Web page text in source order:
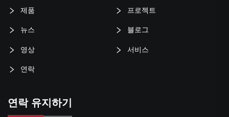
제품 프로젝트
뉴스 블로그
영상 서비스
연락
연락 유지하기